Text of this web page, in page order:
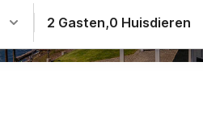
2 Gasten,0 Huisdieren